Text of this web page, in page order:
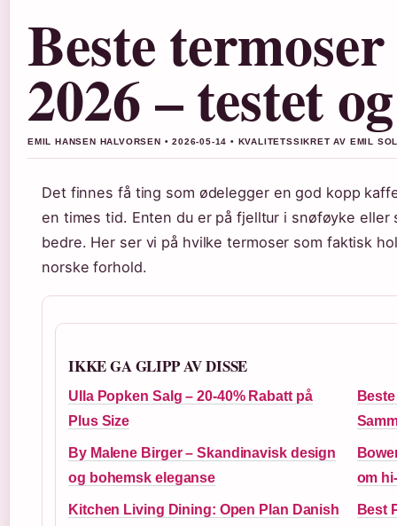
Beste
2026 – testet
EMIL HANSEN HALVORSEN • 2026-05-14 • KVALITETSSIKRET AV EMIL
Det finnes få ting som ødelegger en god kopp
en times tid. Enten du er på fjelltur i snøføyke
bedre. Her ser vi på hvilke termoser som faktisk
norske forhold.
IKKE GA GLIPP AV DISSE
Ulla Popken Salg – 20-40% Rabatt på
Plus Size
By Malene Birger – Skandinavisk design
og bohemsk eleganse
om
Kitchen Living Dining: Open Plan Danish
Best